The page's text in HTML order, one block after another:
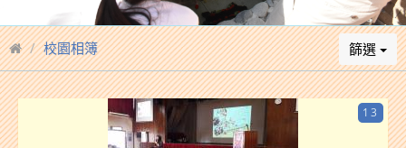
校園相簿 篩選
13